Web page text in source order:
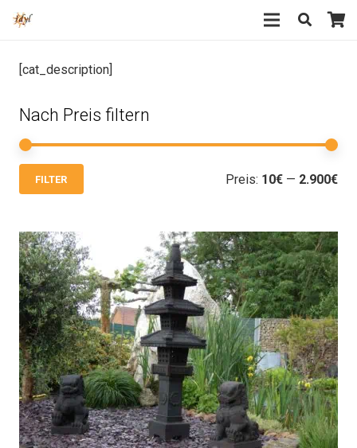
[cat_description]
Nach Preis filtern
FILTER Preis: 10€ — 2.900€